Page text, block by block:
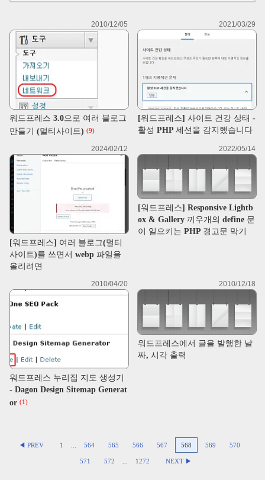
2010/12/05
워드프레스 3.0으로 여러 블로그
만들기 (멀티사이트)(9)
2021/03/29
[워드프레스] 사이트 건강 상태 -
활성 PHP 세션을 감지했습니다
2024/02/12
[워드프레스] 여러 블로그(멀티
사이트)를 쓰면서 webp 파일을
올리려면
2022/05/14
[워드프레스] Responsive Lightb
ox & Gallery 끼우개의 define 문
이 일으키는 PHP 경고문 막기
2010/04/20
워드프레스 누리집 지도 생성기
- Dagon Design Sitemap Generat
or(1)
2010/12/18
워드프레스에서 글을 발행한 날
짜, 시각 출력
◀ PREV 1 564 565 566 567 568 569 570
571 572 1272 NEXT ▶